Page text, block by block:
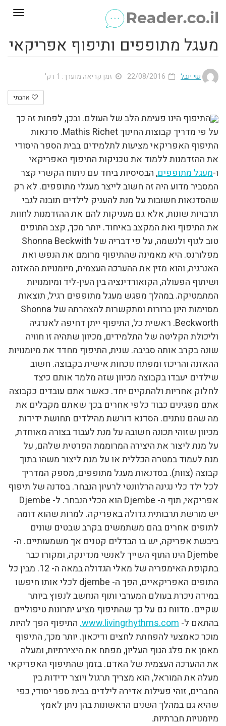
מעגל מתופפים ותיפוף אפריקאי
שי יובל זמן קריאה מוערך: 1 דק'
אהבתי
התיפוף הינו פעימת הלב של העולם. ובכן, לפחות זה כך
על פי מדריך קבוצות החינוך Mathis Richet. סדנאות
התיפוף האפריקאי מציעות לתלמידים בבית הספר היסודי
את ההזדמנות ללמוד את טכניקות התיפוף האפריקאי
ו-מעגל מתופפים, הבסיסיות ביחד עם ניתוח הקשרי קצר
המסביר מדוע היה זה חשוב לייצר מעגלי מתופפים. לא רק
שהסדנאות חשובות על מנת להעניק לילדים תובנה לגבי
תרבויות שונות, אלא גם מעניקות להם את ההזדמנות לחוות
את התיפוף ואת המקצב באיחוד. יותר מכך, קצב התופים
טוב לגוף ולנשמה, על פי דבריה של Shonna Beckwith
מפלורנס. היא מאמינה שהתיפוף מרומם את הנפש ואת
האנרגיה, והוא מזין את ההערכה העצמית, מיומנויות ההאזנה
ושיתוף הפעולה, הקואורדינציה בין העין-ליד ומיומנויות
המתמטיקה. במהלך מפגש מעגל מתופפים רגיל, תוצאות
מסוימות הינן ברורות ומתקשרות להצהרתה של Shonna
Beckworth. ראשית כל, התיפוף ייתן דחיפה לאנרגיה
וליכולת הקליטה של התלמידים, מכיוון שתהיה זו חוויה
שונה בקרב אותה סביבה. שנית, התיפוף מחדד את מיומנויות
ההאזנה והריכוז ומפתח נוכחות אישית בקבוצה. חשוב
שילדים יעבדו בקבוצה מכיוון שזה מלמד אותם כיצד
לחלוק אחריות ולהתקיים יחד. כאשר אתם עובדים כקבוצה
אתם מפגינים כבוד כלפי אחרים בכך שאתם מקבלים את
מה שהם נותנים. הסדנא דורשת מהילדים תחושת ידידות
מכיוון שזוהי תכונה חשובה על מנת לעבוד בצורה מאוחדת,
על מנת ליצור את היצירה המרוממת הפרטית שלהם, על
מנת לעמוד במטרה הכללית או על מנת ליצור משהו בתוך
קבוצה (צוות). בסדנאות מעגל מתופפים, מספק המדריך
לכל ילד כלי נגינה הרלוונטי לרעיון הנבחר. בסדנה של תיפוף
אפריקאי, תוף ה- Djembe הוא הכלי הנבחר. ל- Djembe
יש מורשת תרבותית גדולה באפריקה. למרות שהוא דומה
לתופים אחרים בהם משתמשים בקרב שבטים שונים
ביבשת אפריקה, יש בו הבדלים קטנים אך משמעותיים. ה-
Djembe הינו התוף השייך לאנשי מנדינקה, ומקורו כבר
בתקופת האימפריה של מאלי הגדולה במאה ה- 12. מבין כל
התופים האפריקאיים, הפך ה- djembe לכלי אותו חיפשו
במידה ניכרת בעולם המערבי ותוף הנחשב לנפוץ ביותר
שקיים. מדווח גם על כך שהתיפוף מציע יתרונות טיפוליים
בהתאם ל-www.livingrhythms.com. התיפוף הפך להיות
מוכר כאמצעי להפחתת לחצים ודיכאון. יותר מכך, התיפוף
מאמן את פלג הגוף העליון, מפתח את היצירתיות, ומעלה
את ההערכה העצמית של האדם. בזמן שהתיפוף האפריקאי
מעלה את המוראל, הוא מצריך תרגול ויוצר ידידות בין
החברים, זוהי פעילות אדירה לילדים בבית ספר יסודי, כפי
שהיא גם במהלך השנים הראשונות בהן ניתן לאמץ
מיומנויות חברתיות.